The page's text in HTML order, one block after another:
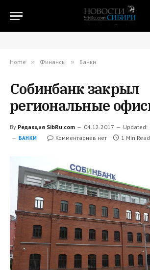
Home » Финансы » Банки
Собинбанк закрыл
региональные
By Редакция SibRu.com 04.12.2017 Updated:
БАНКИ Комментариев нет 1 Min Read